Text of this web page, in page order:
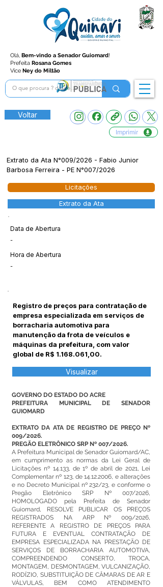
Olá, Bem-vindo a Senador Guiomard!
Prefeita Rosana Gomes
Vice Ney do Miltão
Voltar
Imprimir
Extrato da Ata N°009/2026 - Fabio Junior
Barbosa Ferreira - PE N°007/2026
Licitações
Extrato da Ata
Data de Abertura
-
Hora de Abertura
-
Registro de preços para contratação de
empresa especializada em serviços de
borracharia automotiva para
manutenção da frota de veículos e
máquinas da prefeitura, com valor
global de R$ 1.168.061 ,00.
Visualizar
GOVERNO DO ESTADO DO ACRE
PREFEITURA MUNICIPAL DE SENADOR
GUIOMARD
EXTRATO DA ATA DE REGISTRO DE PREÇO Nº
009/2026.
PREGÃO ELETRÔNICO SRP Nº 007/2026.
A Prefeitura Municipal de Senador Guiomard/AC,
em cumprimento as normas da Lei Geral de
Licitações nº 14.133, de 1º de abril de 2021, Lei
Complementar nº 123, de14.12.2006, e alterações
e no Decreto Municipal nº 232/23, e conforme o
Pregão Eletrônico SRP Nº 007/2026,
HOMOLOGADO pela Prefeita de Senador
Guiomard, RESOLVE PUBLICAR OS PREÇOS
REGISTRADOS NA ARP Nº 009/2026,
REFERENTE A REGISTRO DE PREÇOS PARA
FUTURA E EVENTUAL CONTRATAÇÃO DE
EMPRESA ESPECIALIZADA NA PRESTAÇÃO DE
SERVIÇOS DE BORRACHARIA AUTOMOTIVA,
COMPREENDENDO CONSERTO, TROCA,
MONTAGEM, DESMONTAGEM, VULCANIZAÇÃO,
RODÍZIO, SUBSTITUIÇÃO DE CÂMARAS DE AR E
VÁLVULAS, BEM COMO ATENDIMENTO